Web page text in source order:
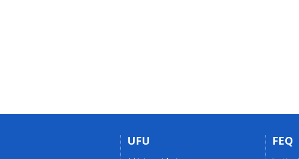
UFU FEQ